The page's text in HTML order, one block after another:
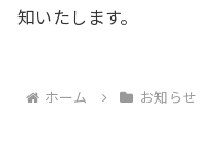
知いたします。
ホーム お知らせ